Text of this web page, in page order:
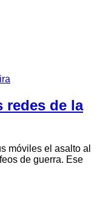
redes de la
móviles el asalto al
de guerra. Ese